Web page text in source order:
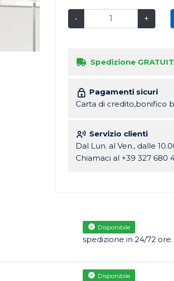
- +
Spedizione
Pagamenti sicuri
Carta di credito,bonifico
Servizio clienti
Dal Lun. al Ven., dalle
Chiamaci al +39 327
Disponibile
spedizione in 24/72 ore.
Disponibile